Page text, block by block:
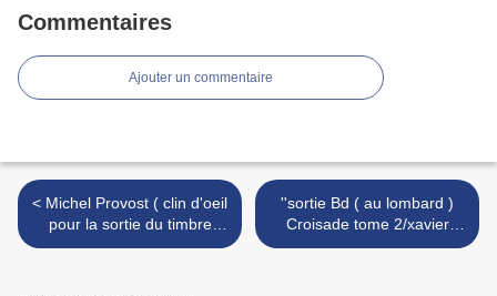
Commentaires
Ajouter un commentaire
< Michel Provost ( clin d'oeil
pour la sortie du timbre
''randonées a velo )
''sortie Bd ( au lombard )
Croisade tome 2/xavier
philippe 'dessinateur : >